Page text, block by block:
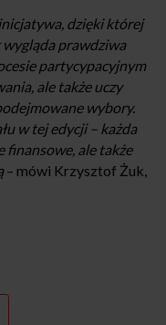
dzięki której
wygląda prawdziwa
partycypacyjnym
ale także uczy
wybory.
w tej edycji – każda
finansowe, ale także
– mówi Krzysztof Żuk,